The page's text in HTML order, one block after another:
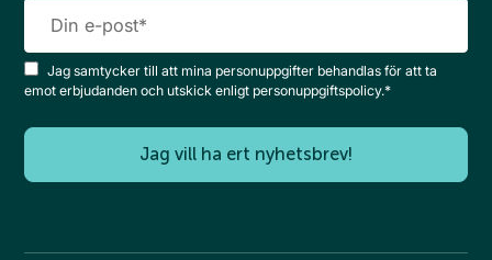
Jag samtycker till att mina personuppgifter behandlas för att ta
emot erbjudanden och utskick enligt personuppgiftspolicy.*